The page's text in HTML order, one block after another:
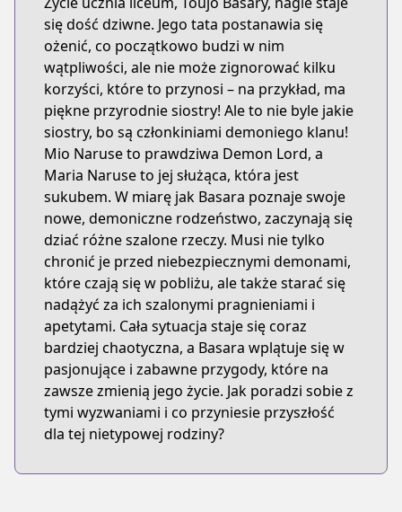
się dość dziwne. Jego tata postanawia się
ożenić, co początkowo budzi w nim
wątpliwości, ale nie może zignorować kilku
korzyści, które to przynosi – na przykład, ma
piękne przyrodnie siostry! Ale to nie byle jakie
siostry, bo są członkiniami demoniego klanu!
Mio Naruse to prawdziwa Demon Lord, a
Maria Naruse to jej służąca, która jest
sukubem. W miarę jak Basara poznaje swoje
nowe, demoniczne rodzeństwo, zaczynają się
dziać różne szalone rzeczy. Musi nie tylko
chronić je przed niebezpiecznymi demonami,
które czają się w pobliżu, ale także starać się
nadążyć za ich szalonymi pragnieniami i
apetytami. Cała sytuacja staje się coraz
bardziej chaotyczna, a Basara wplątuje się w
pasjonujące i zabawne przygody, które na
zawsze zmienią jego życie. Jak poradzi sobie z
tymi wyzwaniami i co przyniesie przyszłość
dla tej nietypowej rodziny?